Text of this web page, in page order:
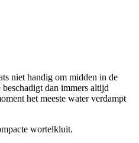
niet handig om midden in de
dan immers altijd
het meeste water verdampt
wortelkluit.